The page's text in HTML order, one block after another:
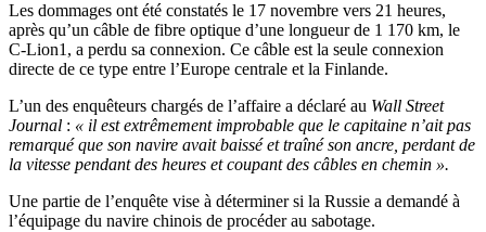
Les dommages ont été constatés le 17 novembre vers 21 heures,
après qu’un câble de fibre optique d’une longueur de 1 170 km, le
C-Lion1, a perdu sa connexion. Ce câble est la seule connexion
directe de ce type entre l’Europe centrale et la Finlande.
L’un des enquêteurs chargés de l’affaire a déclaré au Wall Street
Journal : « il est extrêmement improbable que le capitaine n’ait pas
remarqué que son navire avait baissé et traîné son ancre, perdant de
la vitesse pendant des heures et coupant des câbles en chemin ».
Une partie de l’enquête vise à déterminer si la Russie a demandé à
l’équipage du navire chinois de procéder au sabotage.